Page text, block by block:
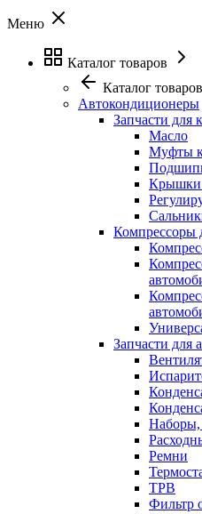
Меню
Каталог товаров
Каталог товаров
Автокондиционеры
Запчасти для
Масло
Муфты
Крышки
Компрессоры
Запчасти для
Ремни
ТРВ
Фильтр